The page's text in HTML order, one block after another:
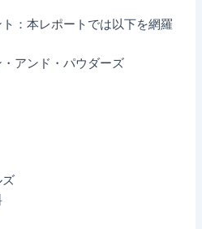
：本レポートでは以下を網羅
アンド・パウダーズ
ズ